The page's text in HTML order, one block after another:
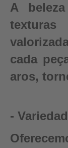
A
cada
aros,
-